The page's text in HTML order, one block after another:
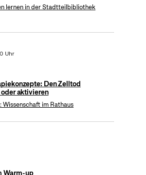
lernen in der Stadtteilbibliothek
Uhr
Den Zelltod
aktivieren
Wissenschaft im Rathaus
Warm-up